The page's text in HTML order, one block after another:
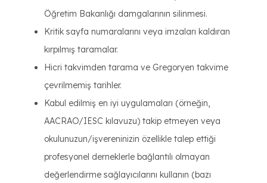
Öğretim Bakanlığı damgalarının silinmesi.
Kritik sayfa numaralarını veya imzaları kaldıran
kırpılmış taramalar.
Hicri takvimden tarama ve Gregoryen takvime
çevrilmemiş tarihler.
Kabul edilmiş en iyi uygulamaları (örneğin,
AACRAO/IESC kılavuzu) takip etmeyen veya
okulunuzun/işvereninizin özellikle talep ettiği
profesyonel derneklerle bağlantılı olmayan
değerlendirme sağlayıcılarını kullanın (bazı